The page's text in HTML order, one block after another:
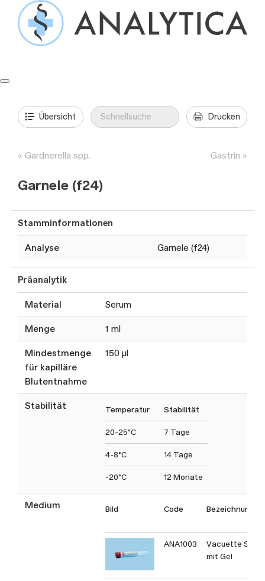
Springe
Inhalt
Übersicht Drucken
Gardnerella spp. Gastrin
Garnele (f24)
Stamminformationen
Analyse Garnele (f24)
Präanalytik
Material Serum
Menge 1 ml
Mindestmenge
für kapilläre
Blutentnahme
150 µl
Stabilität Temperatur Stabilität
20-25°C 7 Tage
4-8°C 14 Tage
-20°C 12 Monate
Medium Bild Code Bezeichnung
ANA1003
Vacuette
mit Gel